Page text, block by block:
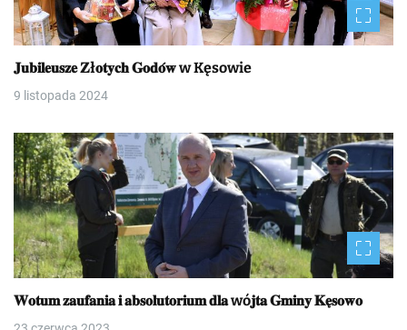
𝐉𝐮𝐛𝐢𝐥𝐞𝐮𝐬𝐳𝐞 𝐙ł𝐨𝐭𝐲𝐜𝐡 𝐆𝐨𝐝𝐨́𝐰 w Kęsowie
9 listopada 2024
𝐖𝐨𝐭𝐮𝐦 𝐳𝐚𝐮𝐟𝐚𝐧𝐢𝐚 𝐢 𝐚𝐛𝐬𝐨𝐥𝐮𝐭𝐨𝐫𝐢𝐮𝐦 𝐝𝐥𝐚 wó𝐣𝐭𝐚 𝐆𝐦𝐢𝐧𝐲 𝐊𝐞̨𝐬𝐨𝐰𝐨